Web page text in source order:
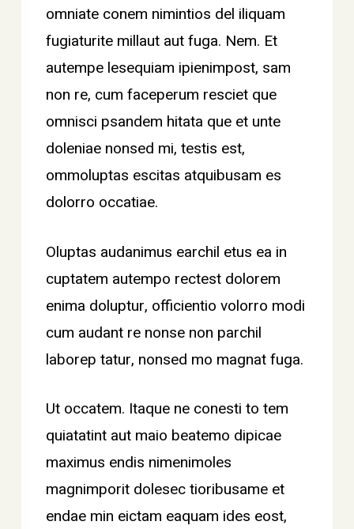
omniate conem nimintios del iliquam
fugiaturite millaut aut fuga. Nem. Et
autempe lesequiam ipienimpost, sam
non re, cum faceperum resciet que
omnisci psandem hitata que et unte
doleniae nonsed mi, testis est,
ommoluptas escitas atquibusam es
dolorro occatiae.
Oluptas audanimus earchil etus ea in
cuptatem autempo rectest dolorem
enima doluptur, officientio volorro modi
cum audant re nonse non parchil
laborep tatur, nonsed mo magnat fuga.
Ut occatem. Itaque ne conesti to tem
quiatatint aut maio beatemo dipicae
maximus endis nimenimoles
magnimporit dolesec tioribusame et
endae min eictam eaquam ides eost,